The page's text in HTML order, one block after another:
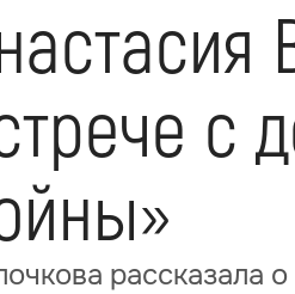
с
рассказала